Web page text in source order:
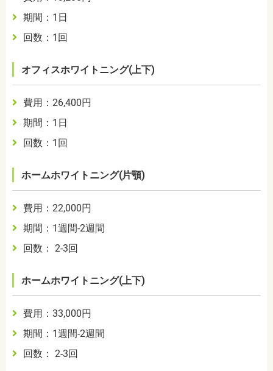
期間：1日
回数：1回
オフィスホワイトニング(上下)
費用：26,400円
期間：1日
回数：1回
ホームホワイトニング(片顎)
費用：22,000円
期間：1週間-2週間
回数： 2-3回
ホームホワイトニング(上下)
費用：33,000円
期間：1週間-2週間
回数： 2-3回